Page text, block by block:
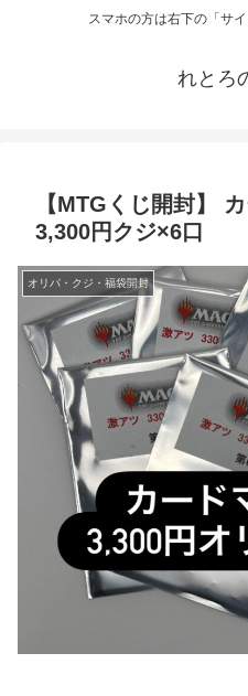
スマホの方は右下の「サ
れとろ
【MTGくじ開封】
3,300円クジ×6口
オリパ・クジ・福袋開封